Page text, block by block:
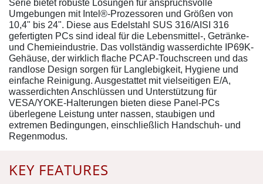
KEY FEATURES
Serie bietet robuste Lösungen für anspruchsvolle
Umgebungen mit Intel®-Prozessoren und Größen von
10,4" bis 24". Diese aus Edelstahl SUS 316/AISI 316
gefertigten PCs sind ideal für die Lebensmittel-, Getränke-
und Chemieindustrie. Das vollständig wasserdichte IP69K-
Gehäuse, der wirklich flache PCAP-Touchscreen und das
randlose Design sorgen für Langlebigkeit, Hygiene und
einfache Reinigung. Ausgestattet mit vielseitigen E/A,
wasserdichten Anschlüssen und Unterstützung für
VESA/YOKE-Halterungen bieten diese Panel-PCs
überlegene Leistung unter nassen, staubigen und
extremen Bedingungen, einschließlich Handschuh- und
Regenmodus.